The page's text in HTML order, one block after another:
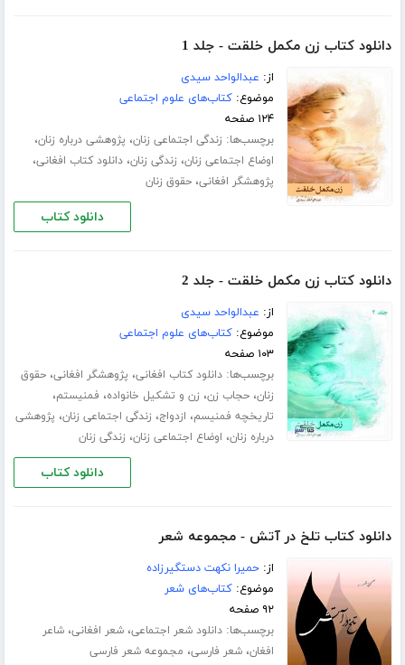
دانلود کتاب زن مکمل خلقت - جلد 1
از: عبدالواحد سیدی
موضوع:کتاب‌های علوم اجتماعی
۱۲۴ صفحه
برچسب‌ها: زندگی اجتماعی زنان، پژوهشی درباره زنان،
اوضاع اجتماعی زنان، زندگی زنان،دانلود کتاب افغانی،
پژوهشگر افغانی،حقوق زنان
دانلود کتاب
دانلود کتاب زن مکمل خلقت - جلد 2
از: عبدالواحد سیدی
موضوع:کتاب‌های علوم اجتماعی
۱۰۳ صفحه
برچسب‌ها:دانلود کتاب افغانی، پژوهشگر افغانی،حقوق
زنان،حجاب زن، زن و تشکیل خانواده، فمنیستم،
تاریخچه فمنیسم، ازدواج، زندگی اجتماعی زنان، پژوهشی
درباره زنان، اوضاع اجتماعی زنان، زندگی زنان
دانلود کتاب
دانلود کتاب تلخ در آتش - مجموعه شعر
از:حمیرا نکهت دستگیرزاده
موضوع:کتاب‌های شعر
۹۲ صفحه
برچسب‌ها:دانلود شعر اجتماعی،شعر افغانی،شاعر
افغان،شعر فارسی، مجموعه شعر فارسی